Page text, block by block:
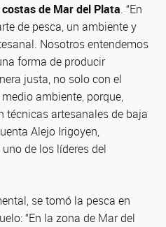
de Mar del Plata. “En
de pesca, un ambiente y
Nosotros entendemos
forma de producir
justa, no solo con el
ambiente, porque,
técnicas artesanales de baja
Alejo Irigoyen,
de los líderes del
se tomó la pesca en
“En la zona de Mar del